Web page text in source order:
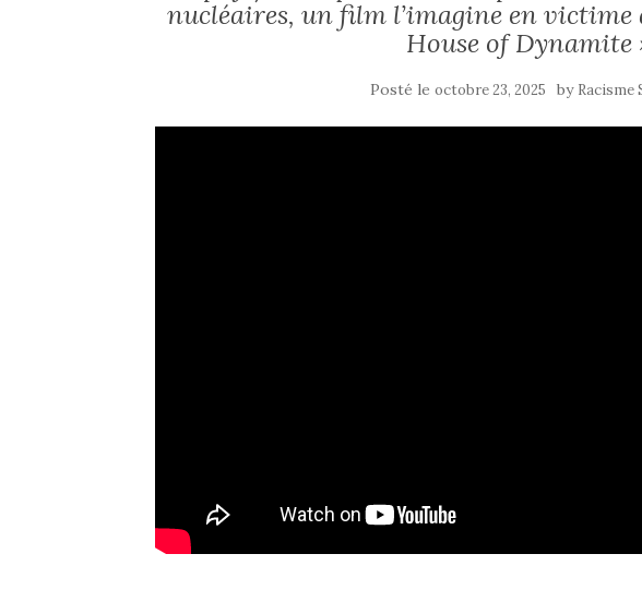
nucléaires, un film l’imagine en victime
House of Dynamite
Posté leoctobre 23, 2025 by Racisme